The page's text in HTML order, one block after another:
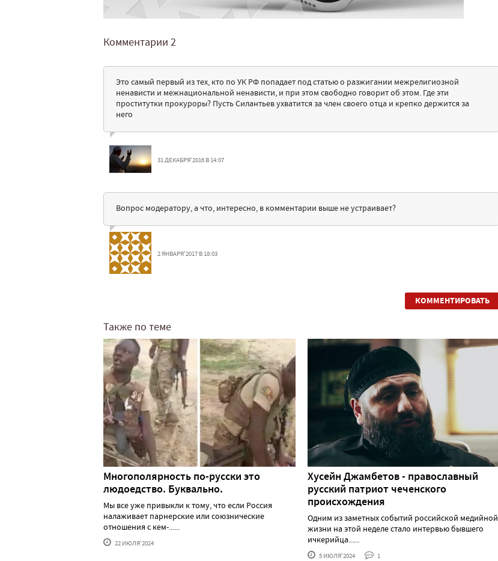
Комментарии 2
Это самый первый из тех, кто по УК РФ попадает под статью о разжигании межрелигиозной
ненависти и межнациональной ненависти, и при этом свободно говорит об этом. Где эти
проститутки прокуроры? Пусть Силантьев ухватится за член своего отца и крепко держится за
него
31 ДЕКАБРЯ'2016 В 14:07
Вопрос модератору, а что, интересно, в комментарии выше не устраивает?
2 ЯНВАРЯ'2017 В 18:03
КОММЕНТИРОВАТЬ
Также по теме
Многополярность по-русски это
людоедство. Буквально.
Мы все уже привыкли к тому, что если Россия
налаживает парнерские или союзнические
отношения с кем-......
22 ИЮЛЯ'2024
Хусейн Джамбетов - православный
русский патриот чеченского
происхождения
Одним из заметных событий российской медийной
жизни на этой неделе стало интервью бывшего
ичкерийца......
5 ИЮЛЯ'2024 1